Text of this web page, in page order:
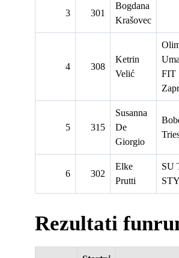
3 301
Bogdana
Krašovec
4 308
Ketrin
Velić
FIT
5 315
Susanna
De
Giorgio
6 302
Elke
Prutti
SU
Rezultati